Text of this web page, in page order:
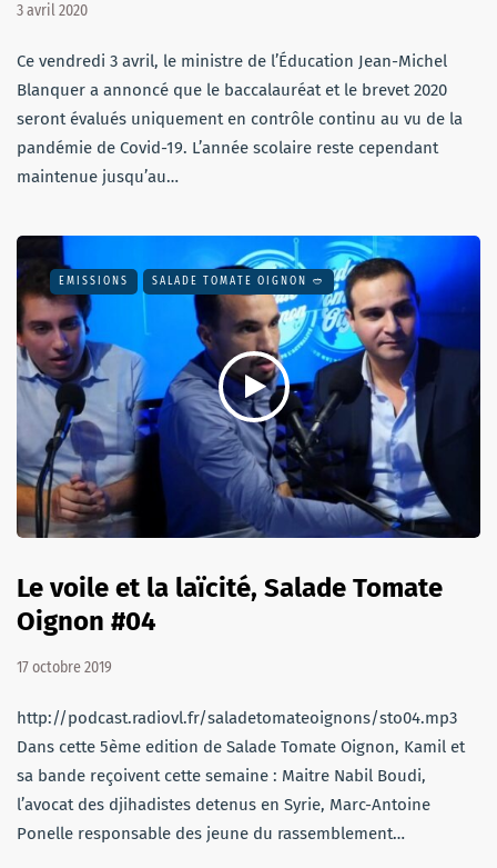
3 avril 2020
Ce vendredi 3 avril, le ministre de l’Éducation Jean-Michel
Blanquer a annoncé que le baccalauréat et le brevet 2020
seront évalués uniquement en contrôle continu au vu de la
pandémie de Covid-19. L’année scolaire reste cependant
maintenue jusqu’au…
EMISSIONS SALADE TOMATE OIGNON 🥙
Le voile et la laïcité, Salade Tomate
Oignon #04
17 octobre 2019
http://podcast.radiovl.fr/saladetomateoignons/sto04.mp3
Dans cette 5ème edition de Salade Tomate Oignon, Kamil et
sa bande reçoivent cette semaine : Maitre Nabil Boudi,
l’avocat des djihadistes detenus en Syrie, Marc-Antoine
Ponelle responsable des jeune du rassemblement…